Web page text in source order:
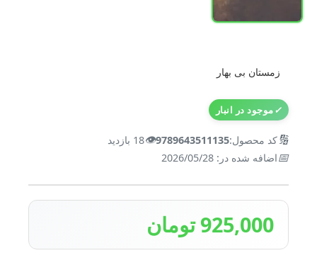
زمستان بی بهار
✓موجود در انبار
🔢کد محصول:9789643511135
👁️18 بازدید
📅اضافه شده در: 2026/05/28
925,000 تومان